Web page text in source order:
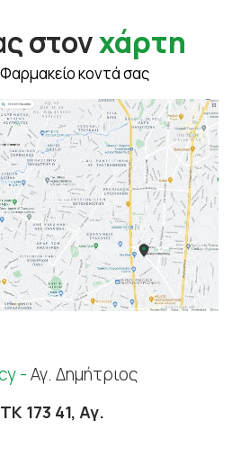
στονχάρτη
κοντά σας
-Αγ. Δημήτριος
173 41, Αγ.